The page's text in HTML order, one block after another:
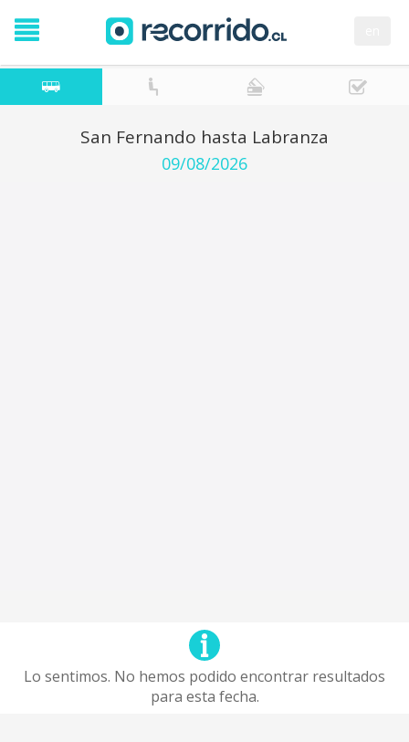
San Fernando hasta Labranza
09/08/2026
Lo sentimos. No hemos podido encontrar resultados
para esta fecha.